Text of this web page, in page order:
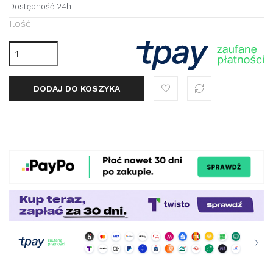
Dostępność 24h
Ilość
DODAJ DO KOSZYKA